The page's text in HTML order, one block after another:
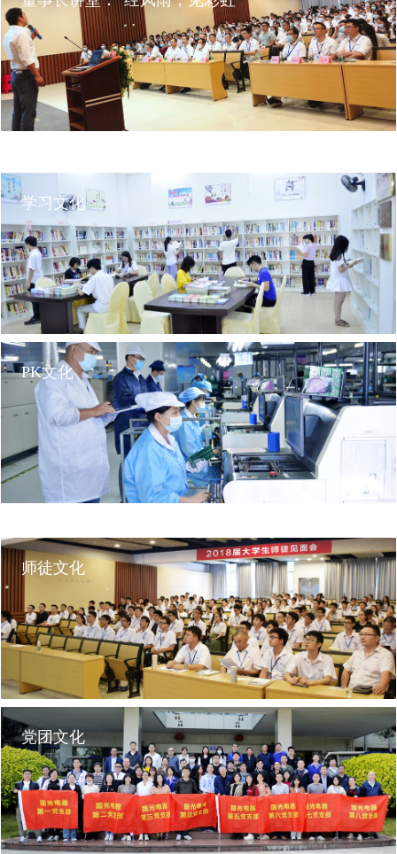
2016年管理学院推出了新的课程“董事长讲堂”，集团各个部门的领导及员
工，包括生产线上的员工都积极报名参加，以至于讲课地点一再扩大，最后
搬到了集团的文体活动馆。
2020年7月10日，“经风雨，见彩虹”第十二期董事长讲堂在国光阶梯培训室隆
重开讲。国光集团董事长、国光管理学院院长陆宏达先生，作为主讲嘉宾出
席本次讲堂并发表主题演讲。
公司一贯注重员工学习培训，致力打造学习型组织。2012年11月公司创建了
国光管理学院，让员工学习和培训有了系统的组织平台。公司配备职工培训
室、职工书屋、职工电脑室等硬件设施为学习提供便利条件，营造浓厚学习
氛围。
学习文化
近年来，公司注重推进PK文化建设，引导国光人在工作和学习中形成相互比
拼、相互赶超的良好氛围，激发员工潜能，激活企业发展。每年举办部门团
队和个人PK，评选表彰年度杰出团队、杰出员工、优秀员工；每年举办音响
设计PK大赛；每年举办劳动竞赛；每两年举办科学技术大会，表彰先进。
PK文化
师徒文化，是公司企业文化特色之一，不但能起到承前启后，让新人更快更
好进入角色去挑大梁的作用，还能让同事之间建立亲人般的感情关系，使企
业形成更多更广泛的人脉关系去维护企业的组织和文化。
师徒文化
党团文化
公司通过企业内刊《国光电器》、企业有线广播系统、《员工素质教育》手
册等宣导企业核心文化。全公司每月上班的第一天举行盛大的升国旗，唱国
歌，升厂旗，唱国光之歌仪式。邀请公司领导做国旗下的讲话，对员工进行
爱国主义及热爱公司的素质教育。